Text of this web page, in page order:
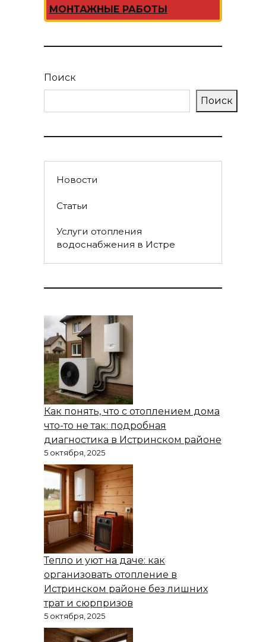
МОНТАЖНЫЕ РАБОТЫ
Поиск
Поиск
Новости
Статьи
Услуги отопления
водоснабжения в Истре
Как понять, что с отоплением дома
что-то не так: подробная
диагностика в Истринском районе
5 октября, 2025
Тепло и уют на даче: как
организовать отопление в
Истринском районе без лишних
трат и сюрпризов
5 октября, 2025